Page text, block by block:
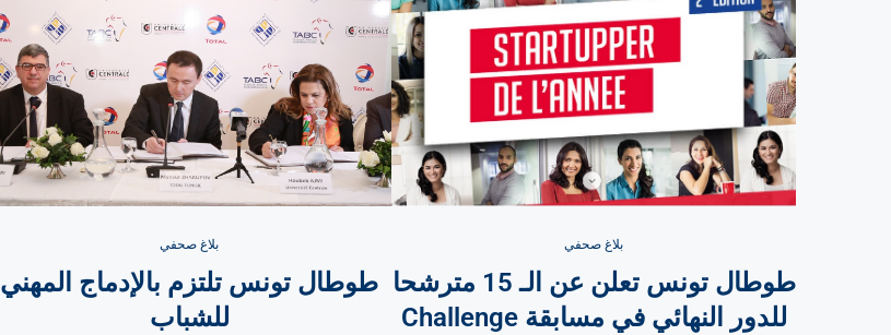
بلاغ صحفي
طوطال تونس تعلن عن الـ 15 مترشحا
للدور النهائي في مسابقة Challenge
بلاغ صحفي
طوطال تونس تلتزم بالإدماج المهني
للشباب